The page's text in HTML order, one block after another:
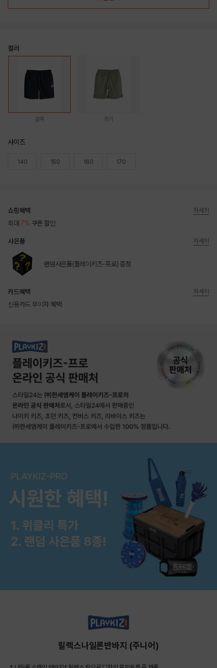
컬러
블랙 카키
사이즈
140 150 160 170
쇼핑혜택
최대 7% 쿠폰 할인
자세히
사은품
랜덤사은품(플레이키즈-프로) 증정
자세히
카드혜택
신용카드 무이자 혜택
자세히
릴렉스나일론반바지 (주니어)